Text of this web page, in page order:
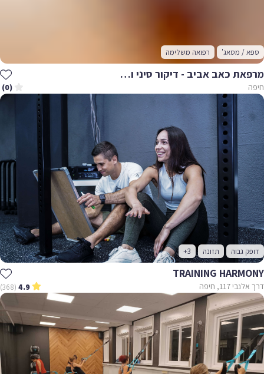
ספא / מסאג' רפואה משלימה
מרפאת כאב אביב - דיקור סיני ועיסוי רפואי
חיפה (0)
דופק גבוה תזונה +3
TRAINING HARMONY
דרך אלנבי 117, חיפה 4.9
(368)